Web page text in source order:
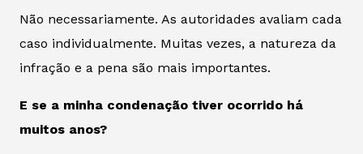
Não necessariamente. As autoridades avaliam cada
caso individualmente. Muitas vezes, a natureza da
infração e a pena são mais importantes.
E se a minha condenação tiver ocorrido há
muitos anos?